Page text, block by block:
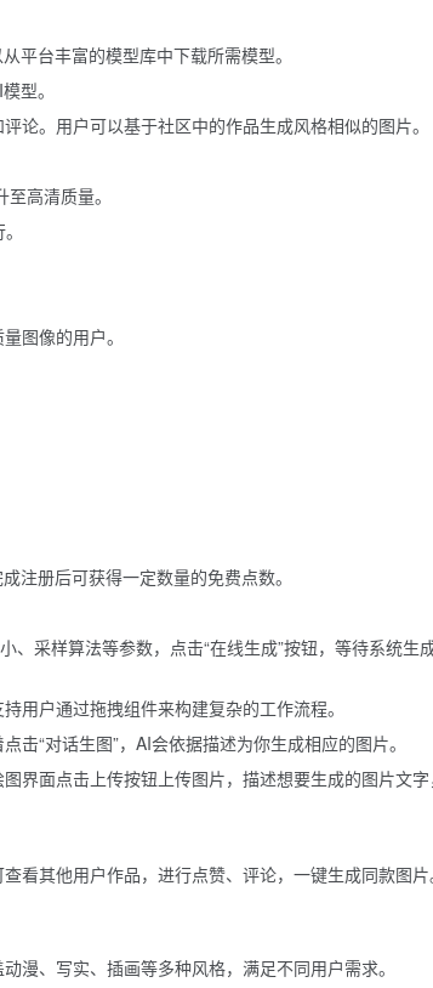
平台丰富的模型库中下载所需模型。
型。
论。用户可以基于社区中的作品生成风格相似的图片。
高清质量。
图像的用户。
注册后可获得一定数量的免费点数。
、采样算法等参数，点击“在线生成”按钮，等待系统生
用户通过拖拽组件来构建复杂的工作流程。
击“对话生图”，AI会依据描述为你生成相应的图片。
界面点击上传按钮上传图片，描述想要生成的图片文
看其他用户作品，进行点赞、评论，一键生成同款图
漫、写实、插画等多种风格，满足不同用户需求。